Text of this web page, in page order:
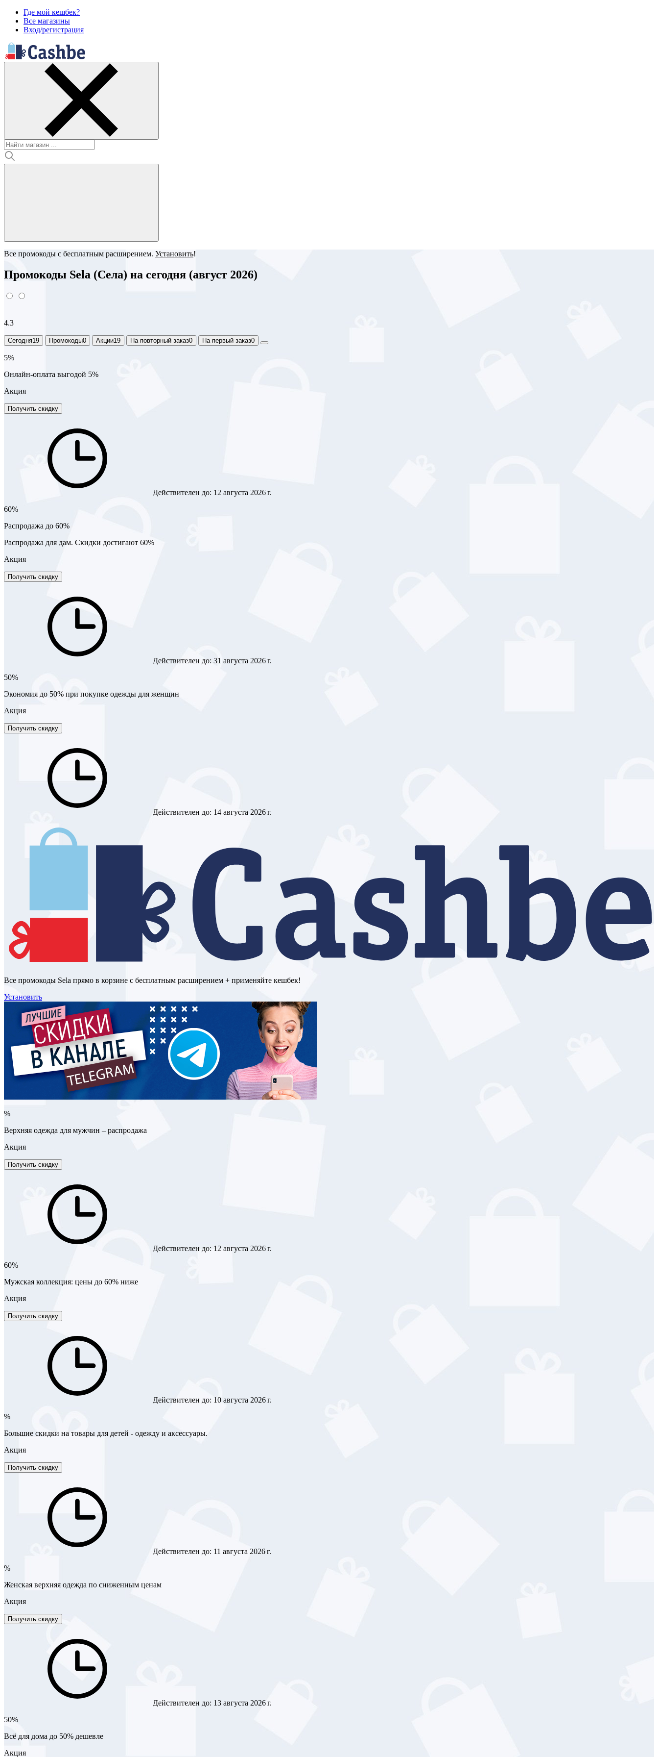
Где мой кешбек?
Все магазины
Вход/регистрация
Все промокоды с бесплатным расширением. Установить!
Промокоды Sela (Села) на сегодня (август 2026)
4.3
Сегодня19 Промокоды0 Акции19 На повторный заказ0 На первый заказ0
5%
Онлайн-оплата выгодой 5%
Акция
Получить скидку
Действителен до: 12 августа 2026 г.
60%
Распродажа до 60%
Распродажа для дам. Скидки достигают 60%
Акция
Получить скидку
Действителен до: 31 августа 2026 г.
50%
Экономия до 50% при покупке одежды для женщин
Акция
Получить скидку
Действителен до: 14 августа 2026 г.
Все промокоды Sela прямо в корзине с бесплатным расширением + применяйте кешбек!
Установить
%
Верхняя одежда для мужчин – распродажа
Акция
Получить скидку
Действителен до: 12 августа 2026 г.
60%
Мужская коллекция: цены до 60% ниже
Акция
Получить скидку
Действителен до: 10 августа 2026 г.
%
Большие скидки на товары для детей - одежду и аксессуары.
Акция
Получить скидку
Действителен до: 11 августа 2026 г.
%
Женская верхняя одежда по сниженным ценам
Акция
Получить скидку
Действителен до: 13 августа 2026 г.
50%
Всё для дома до 50% дешевле
Акция